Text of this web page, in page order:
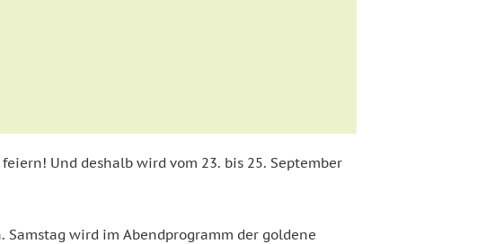
Und deshalb wird vom 23. bis 25. September
wird im Abendprogramm der goldene